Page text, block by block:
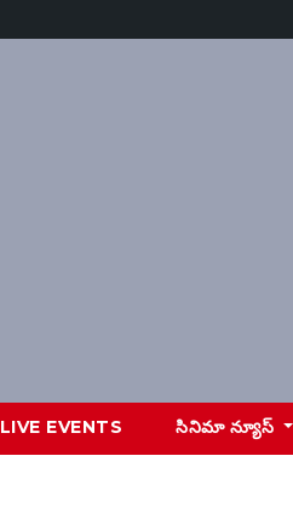
LIVE EVENTS సినిమా న్యూస్